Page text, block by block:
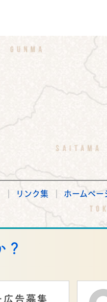
リンク集 ホームペー